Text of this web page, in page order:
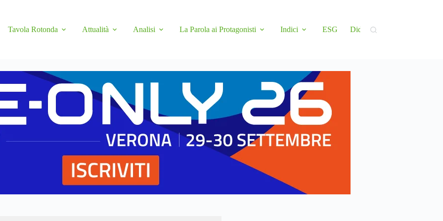
Tavola Rotonda Attualità Analisi La Parola ai Protagonisti Indici ESG Didattica